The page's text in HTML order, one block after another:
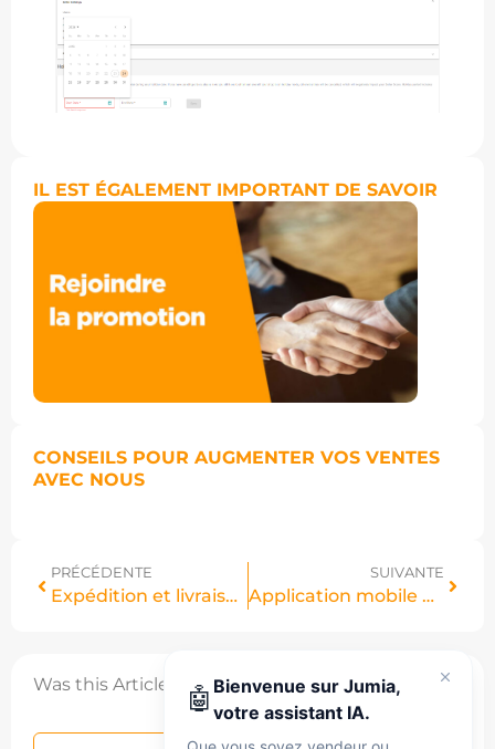
IL EST ÉGALEMENT IMPORTANT DE SAVOIR
CONSEILS POUR AUGMENTER VOS VENTES
AVEC NOUS
PRÉCÉDENTE
Expédition et livraison
SUIVANTE
Application mobile Vendor Center Vendeur
Was this Article helpful?
🤖 Bienvenue sur Jumia,
votre assistant IA.